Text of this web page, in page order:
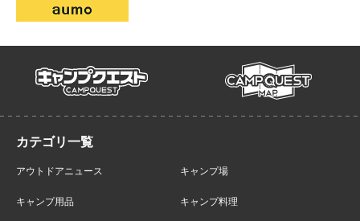
campquest campmap
アウトドアニュース キャンプ場
キャンプ用品 キャンプ料理